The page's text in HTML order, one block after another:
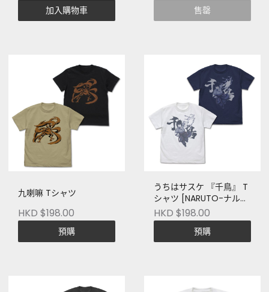
加入購物車 售罄
九喇嘛 Tシャツ
HKD $198.00
預購
うちはサスケ 『千鳥』 T
シャツ [NARUTO-ナル
ト- 疾風伝]
HKD $198.00
預購